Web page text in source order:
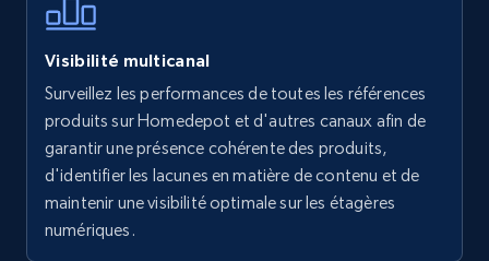
using specific category URL
URL, Final price, Sku, Currency, Gtin,
more.
5.6K+ 875+ Commencer
Visibilité multicanal
Surveillez les performances de toutes les références
produits sur Homedepot et d'autres canaux afin de
garantir une présence cohérente des produits,
d'identifier les lacunes en matière de contenu et de
maintenir une visibilité optimale sur les étagères
numériques.